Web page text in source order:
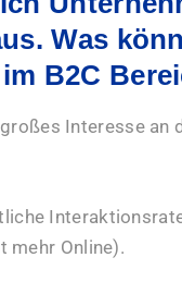
Was
B2C
Interesse an
mehr Online).